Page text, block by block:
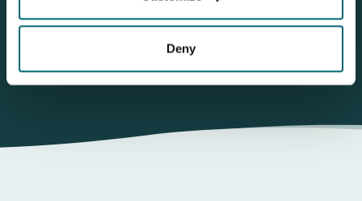
Deny
Mostrami più carpnews